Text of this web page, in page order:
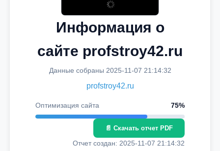
Информация о
сайте profstroy42.ru
Данные собраны 2025-11-07 21:14:32
profstroy42.ru
Оптимизация сайта 75%
📄 Скачать отчет PDF
Отчет создан: 2025-11-07 21:14:32